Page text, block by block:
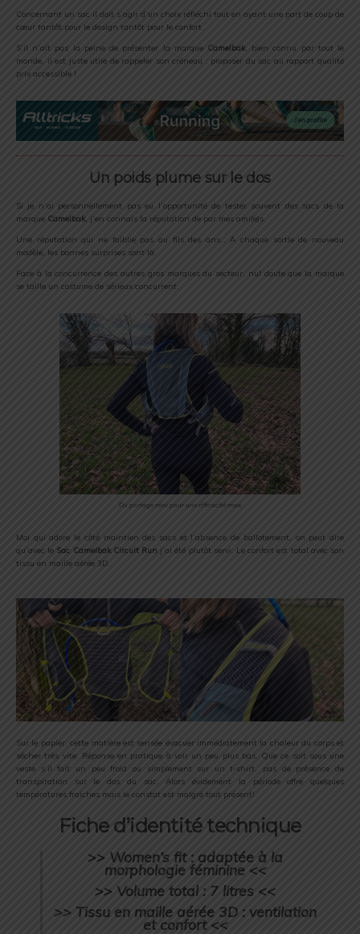
Concernant un sac il doit s’agir d’un choix réfléchi tout en ayant une part de coup de
cœur tantôt pour le design tantôt pour le confort.
S’il n’ait pas la peine de présenter la marque Camelbak, bien connu par tout le
monde, il est juste utile de rappeler son créneau : proposer du sac au rapport qualité
prix accessible !
Un poids plume sur le dos
Si je n’ai personnellement pas eu l’opportunité de tester souvent des sacs de la
marque Camelbak, j’en connais la réputation de par mes ami(e)s.
Une réputation qui ne faiblie pas au fils des ans… A chaque sortie de nouveau
modèle, les bonnes surprises sont là.
Face à la concurrence des autres gros marques du secteur, nul doute que la marque
se taille un costume de sérieux concurrent.
Du portage mini pour une efficacité maxi
Moi qui adore le côté maintien des sacs et l’absence de ballotement, on peut dire
qu’avec le Sac Camelbak Circuit Run j’ai été plutôt servi. Le confort est total avec son
tissu en maille aérée 3D.
Sur le papier, cette matière est sensée évacuer immédiatement la chaleur du corps et
sécher très vite. Réponse en pratique à voir un peu plus bas. Que ce soit sous une
veste s’il fait un peu froid ou simplement sur un t-shirt, pas de présence de
transpiration sur le dos du sac. Alors évidement la période offre quelques
températures fraiches mais le constat est malgré tout présent!
Fiche d’identité technique
>> Women’s fit : adaptée à la
morphologie féminine <<
>> Volume total : 7 litres <<
>> Tissu en maille aérée 3D : ventilation
et confort <<